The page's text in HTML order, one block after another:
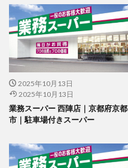
2025年10月13日
2025年10月13日
業務スーパー 西陣店｜京都府京都
市｜駐車場付きスーパー